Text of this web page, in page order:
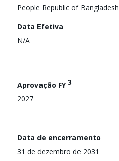
People Republic of Bangladesh
Data Efetiva
N/A
Aprovação FY3
2027
Data de encerramento
31 de dezembro de 2031